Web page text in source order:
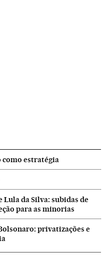
como estratégia
da Silva: subidas de
para as minorias
privatizações e